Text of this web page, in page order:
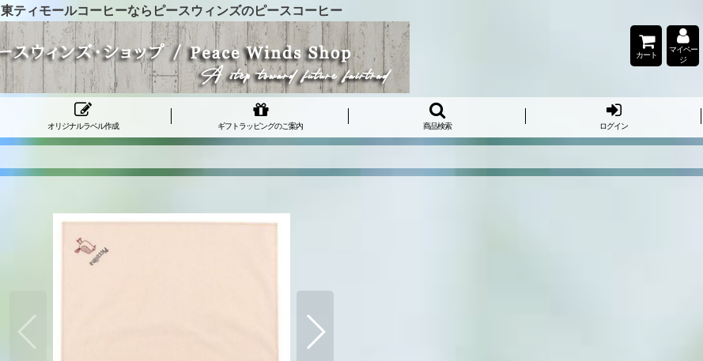
東ティモールコーヒーならピースウィンズのピースコーヒー
カート
マイペー
ジ
オリジナルラベル作成 ギフトラッピングのご案内 商品検索 ログイン